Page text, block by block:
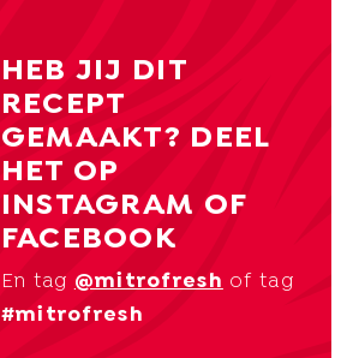
HEB JIJ DIT
RECEPT
GEMAAKT? DEEL
HET OP
INSTAGRAM OF
FACEBOOK
En tag@mitrofreshof tag
#mitrofresh